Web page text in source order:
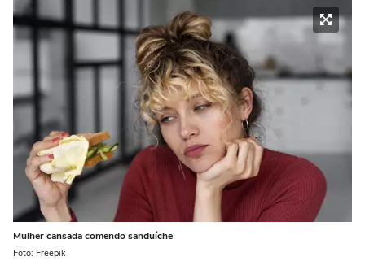
Mulher cansada comendo sanduíche
Foto: Freepik